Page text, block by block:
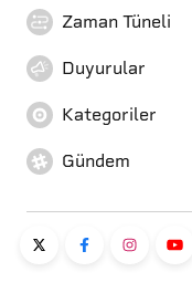
Zaman Tüneli
Duyurular
Kategoriler
Gündem